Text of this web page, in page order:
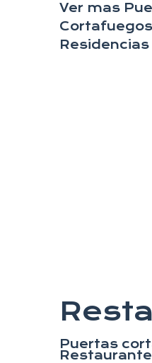
Ver mas
Puertas